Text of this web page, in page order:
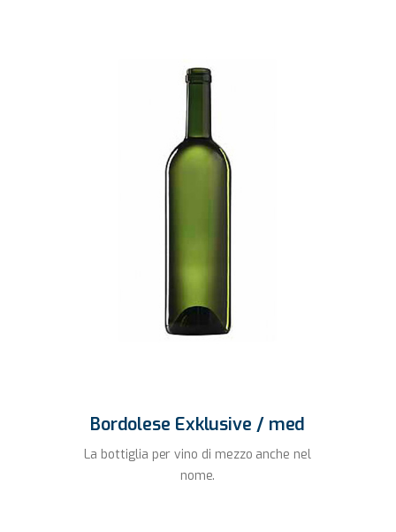
Bordolese Exklusive / med
La bottiglia per vino di mezzo anche nel
nome.